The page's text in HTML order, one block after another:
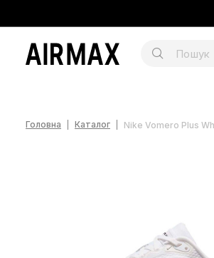
Головна Каталог Nike Vomero Plus